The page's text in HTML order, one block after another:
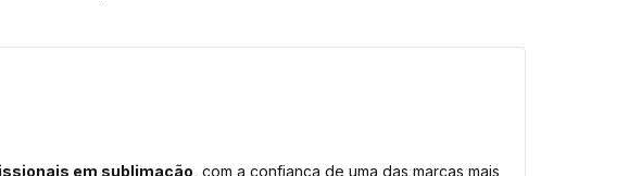
em sublimação , com a confiança de uma das marcas mais